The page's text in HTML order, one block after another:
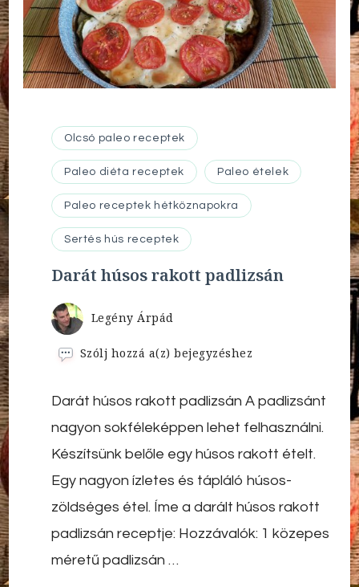
Olcsó paleo receptek
Paleo diéta receptek Paleo ételek
Paleo receptek hétköznapokra
Sertés hús receptek
Darát húsos rakott padlizsán
Legény Árpád
Szólj hozzá a(z)Darát
padlizsán
bejegyzéshez
Darát húsos rakott padlizsán A padlizsánt
nagyon sokféleképpen lehet felhasználni.
Készítsünk belőle egy húsos rakott ételt.
Egy nagyon ízletes és tápláló húsos-
zöldséges étel. Íme a darált húsos rakott
padlizsán receptje: Hozzávalók: 1 közepes
méretű padlizsán …